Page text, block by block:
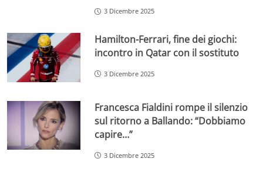
3 Dicembre 2025
Hamilton-Ferrari, fine dei giochi:
incontro in Qatar con il sostituto
3 Dicembre 2025
Francesca Fialdini rompe il silenzio
sul ritorno a Ballando: “Dobbiamo
capire…”
3 Dicembre 2025